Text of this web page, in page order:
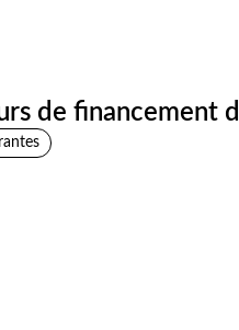
de financement